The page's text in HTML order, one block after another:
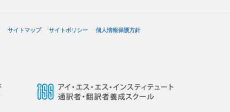
サイトマップ サイトポリシー 個人情報保護方針